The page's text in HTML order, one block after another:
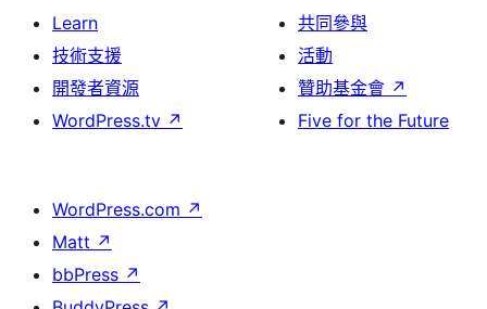
Learn
技術支援
開發者資源
WordPress.tv ↗
共同參與
活動
贊助基金會 ↗
Five for the Future
WordPress.com ↗
Matt ↗
bbPress ↗